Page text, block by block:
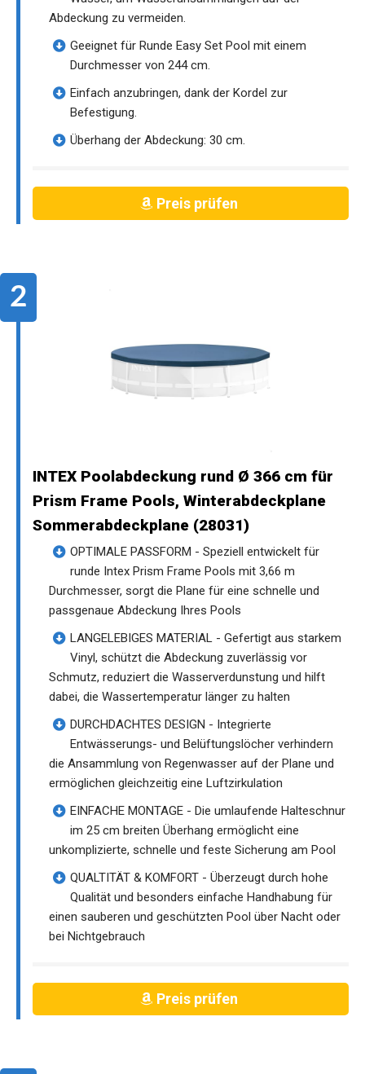
Abdeckung zu vermeiden.
Geeignet für Runde Easy Set Pool mit einem
Durchmesser von 244 cm.
Einfach anzubringen, dank der Kordel zur
Befestigung.
Überhang der Abdeckung: 30 cm.
Preis prüfen
INTEX Poolabdeckung rund Ø 366 cm für
Prism Frame Pools, Winterabdeckplane
Sommerabdeckplane (28031)
OPTIMALE PASSFORM - Speziell entwickelt für
runde Intex Prism Frame Pools mit 3,66 m
Durchmesser, sorgt die Plane für eine schnelle und
passgenaue Abdeckung Ihres Pools
LANGELEBIGES MATERIAL - Gefertigt aus starkem
Vinyl, schützt die Abdeckung zuverlässig vor
Schmutz, reduziert die Wasserverdunstung und hilft
dabei, die Wassertemperatur länger zu halten
DURCHDACHTES DESIGN - Integrierte
Entwässerungs- und Belüftungslöcher verhindern
die Ansammlung von Regenwasser auf der Plane und
ermöglichen gleichzeitig eine Luftzirkulation
EINFACHE MONTAGE - Die umlaufende Halteschnur
im 25 cm breiten Überhang ermöglicht eine
unkomplizierte, schnelle und feste Sicherung am Pool
QUALTITÄT & KOMFORT - Überzeugt durch hohe
Qualität und besonders einfache Handhabung für
einen sauberen und geschützten Pool über Nacht oder
bei Nichtgebrauch
Preis prüfen